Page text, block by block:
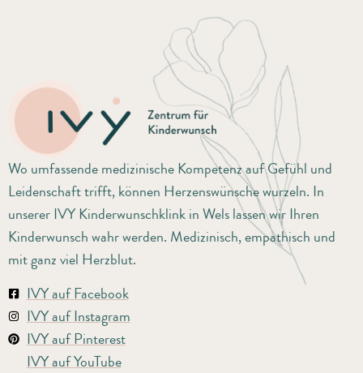
Wo umfassende medizinische Kompetenz auf Gefühl und
Leidenschaft trifft, können Herzenswünsche wurzeln. In
unserer IVY Kinderwunschklink in Wels lassen wir Ihren
Kinderwunsch wahr werden. Medizinisch, empathisch und
mit ganz viel Herzblut.
IVY auf Facebook
IVY auf Instagram
IVY auf Pinterest
IVY auf YouTube